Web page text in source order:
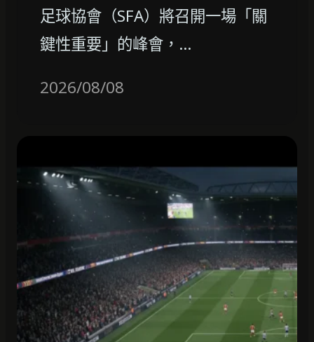
足球協會（SFA）將召開一場「關
鍵性重要」的峰會，…
2026/08/08